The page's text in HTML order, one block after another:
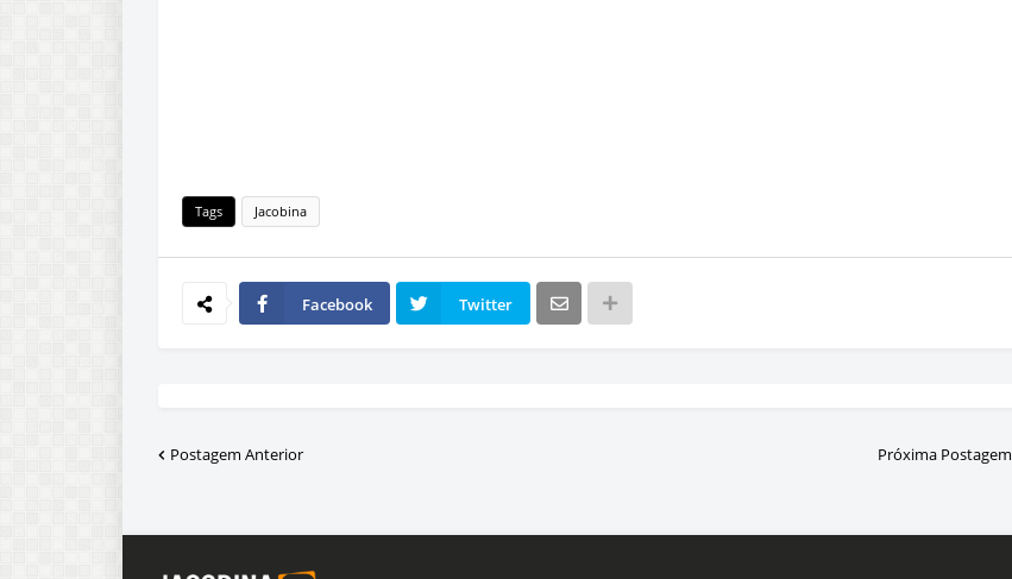
Tags Jacobina
Facebook Twitter
Postagem Anterior Próxima Postagem